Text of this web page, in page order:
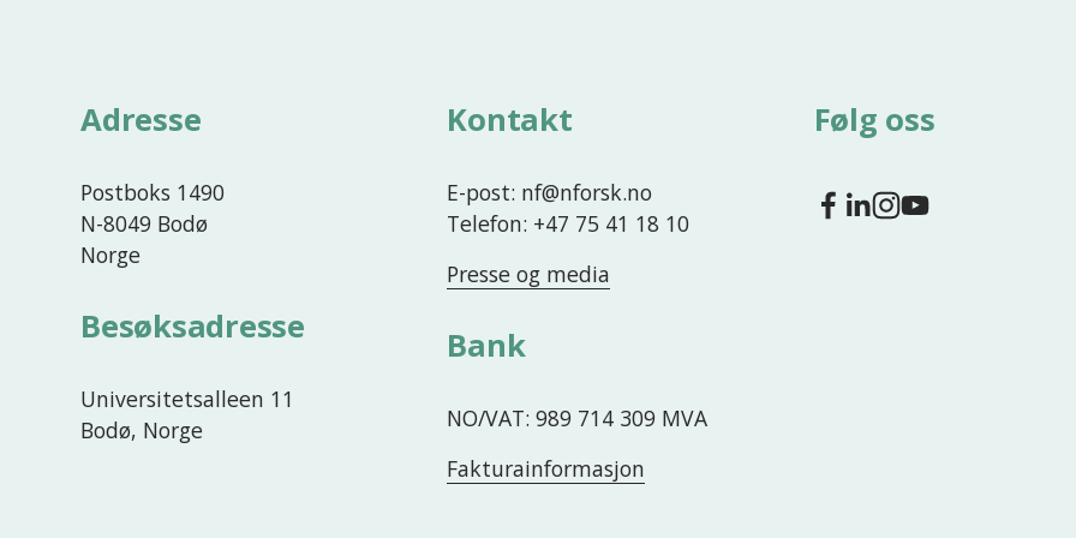
g
e
Adresse
Postboks 1490
N-8049 Bodø
Norge
Besøksadresse
Universitetsalleen 11
Bodø, Norge
Kontakt
E-post: nf@nforsk.no
Telefon: +47 75 41 18 10
Presse og media
Bank
NO/VAT: 989 714 309 MVA
Fakturainformasjon
Følg oss